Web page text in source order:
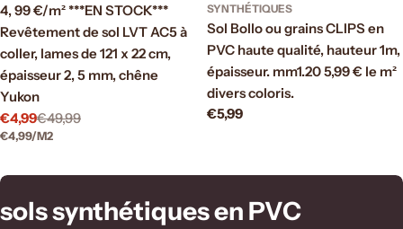
4, 99 €/m² ***EN STOCK***
Revêtement de sol LVT AC5 à
coller, lames de 121 x 22 cm,
épaisseur 2, 5 mm, chêne
Yukon
Prix
vente
€4,99
Prix €49,99
PRIX
€4,99/PAR
M2
SYNTHÉTIQUES
Sol Bollo ou grains CLIPS en
PVC haute qualité, hauteur 1m,
épaisseur. mm1.20 5,99 € le m²
divers coloris.
Prix
€5,99
C
sols synthétiques en PVC